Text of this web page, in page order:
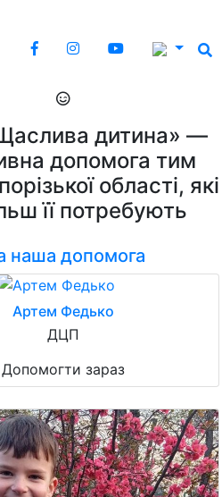
дитина» —
допомога тим
області, які
її потребують
наша допомога
Артем Федько
ДЦП
Допомогти зараз